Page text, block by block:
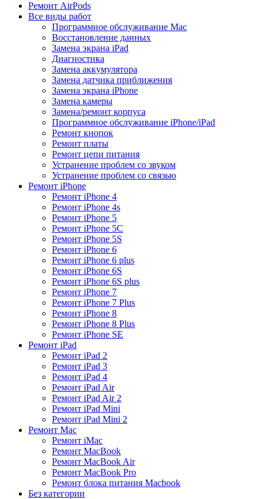
Ремонт AirPods
Все виды работ
Программное обслуживание Mac
Восстановление данных
Замена экрана iPad
Диагностика
Замена аккумулятора
Замена датчика приближения
Замена экрана iPhone
Замена камеры
Замена/ремонт корпуса
Программное обслуживание iPhone/iPad
Ремонт кнопок
Ремонт платы
Ремонт цепи питания
Устранение проблем со звуком
Устранение проблем со связью
Ремонт iPhone
Ремонт iPhone 4
Ремонт iPhone 4s
Ремонт iPhone 5
Ремонт iPhone 5C
Ремонт iPhone 5S
Ремонт iPhone 6
Ремонт iPhone 6 plus
Ремонт iPhone 6S
Ремонт iPhone 6S plus
Ремонт iPhone 7
Ремонт iPhone 7 Plus
Ремонт iPhone 8
Ремонт iPhone 8 Plus
Ремонт iPhone SE
Ремонт iPad
Ремонт iPad 2
Ремонт iPad 3
Ремонт iPad 4
Ремонт iPad Air
Ремонт iPad Air 2
Ремонт iPad Mini
Ремонт iPad Mini 2
Ремонт Mac
Ремонт iMac
Ремонт MacBook
Ремонт MacBook Air
Ремонт MacBook Pro
Ремонт блока питания Macbook
Без категории